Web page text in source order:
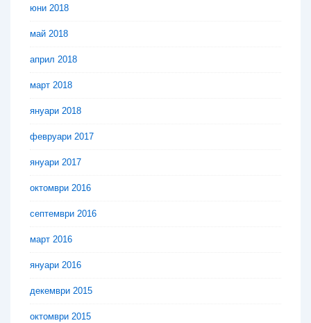
юни 2018
май 2018
април 2018
март 2018
януари 2018
февруари 2017
януари 2017
октомври 2016
септември 2016
март 2016
януари 2016
декември 2015
октомври 2015